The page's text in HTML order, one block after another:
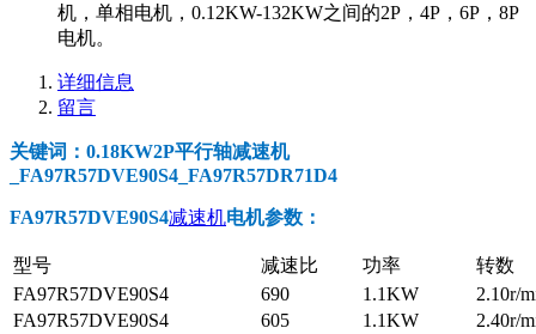
机，单相电机，0.12KW-132KW之间的2P，4P，6P，8P
电机。
详细信息
留言
关键词：0.18KW2P平行轴减速机
_FA97R57DVE90S4_FA97R57DR71D4
FA97R57DVE90S4减速机电机参数 ：
型号 减速比 功率
转数
FA97R57DVE90S4
690 1.1KW
2.10r/
FA97R57DVE90S4
605 1.1KW
2.40r/